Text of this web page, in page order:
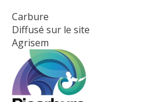
Carbure
Diffusé sur le site
Agrisem